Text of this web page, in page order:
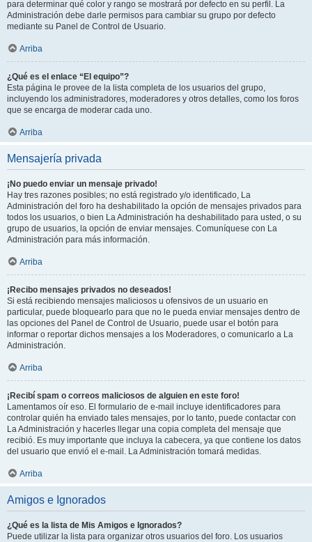
para determinar qué color y rango se mostrará por defecto en su perfil. La
Administración debe darle permisos para cambiar su grupo por defecto
mediante su Panel de Control de Usuario.
Arriba
¿Qué es el enlace “El equipo”?
Esta página le provee de la lista completa de los usuarios del grupo,
incluyendo los administradores, moderadores y otros detalles, como los foros
que se encarga de moderar cada uno.
Arriba
Mensajería privada
¡No puedo enviar un mensaje privado!
Hay tres razones posibles; no está registrado y/o identificado, La
Administración del foro ha deshabilitado la opción de mensajes privados para
todos los usuarios, o bien La Administración ha deshabilitado para usted, o su
grupo de usuarios, la opción de enviar mensajes. Comuníquese con La
Administración para más información.
Arriba
¡Recibo mensajes privados no deseados!
Si está recibiendo mensajes maliciosos u ofensivos de un usuario en
particular, puede bloquearlo para que no le pueda enviar mensajes dentro de
las opciones del Panel de Control de Usuario, puede usar el botón para
informar o reportar dichos mensajes a los Moderadores, o comunicarlo a La
Administración.
Arriba
¡Recibí spam o correos maliciosos de alguien en este foro!
Lamentamos oír eso. El formulario de e-mail incluye identificadores para
controlar quién ha enviado tales mensajes, por lo tanto, puede contactar con
La Administración y hacerles llegar una copia completa del mensaje que
recibió. Es muy importante que incluya la cabecera, ya que contiene los datos
del usuario que envió el e-mail. La Administración tomará medidas.
Arriba
Amigos e Ignorados
¿Qué es la lista de Mis Amigos e Ignorados?
Puede utilizar la lista para organizar otros usuarios del foro. Los usuarios